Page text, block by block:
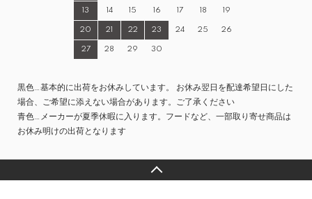
13 14 15 16 17 18 19
20 21 22 23 24 25 26
27 28 29 30
黒色…基本的に出荷をお休みしています。 お休み翌日を配達希望日にした
場合、ご希望に添えない場合があります。ご了承ください
青色…メーカーが夏季休暇に入ります。フードなど、一部取り寄せ商品は
お休み明けの出荷となります